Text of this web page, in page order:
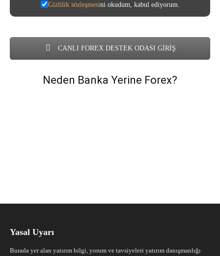
Gizlilik sözleşmesini okudum, kabul ediyorum.
CANLI FOREX DESTEK ODASI GİRİŞ
Neden Banka Yerine Forex?
Yasal Uyarı
Burada yer alan yatırım bilgi, yorum ve tavsiyeleri yatırım danışmanlığı